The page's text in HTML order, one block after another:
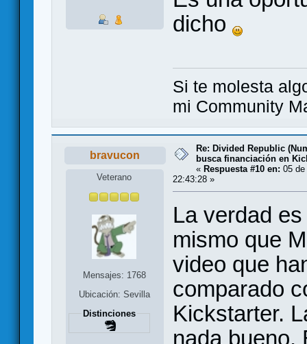
dicho
Si te molesta
mi Community
bravucon
Veterano
Mensajes: 1768
Ubicación: Sevilla
Distinciones
Re: Divided Republic
busca financiación en
« Respuesta #10 en: 05 de
22:43:28 »
La verdad
mismo que
video que
comparado
Kickstarter.
nada bueno.